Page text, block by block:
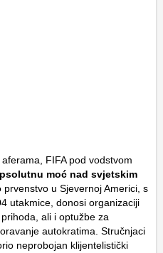
FIFA pod vodstvom
moć nad svjetskim
prvenstvo u Sjevernoj Americi, s
utakmice, donosi organizaciji
ali i optužbe za
autokratima. Stručnjaci
neprobojan klijentelistički